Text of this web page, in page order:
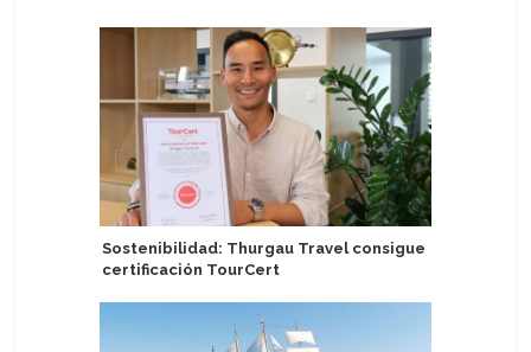
Sostenibilidad: Thurgau Travel consigue
certificación TourCert